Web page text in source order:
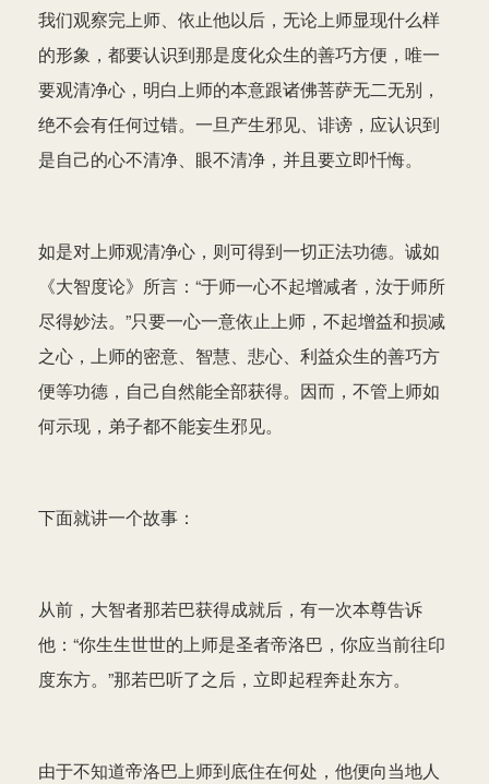
我们观察完上师、依止他以后，无论上师显现什么样
的形象，都要认识到那是度化众生的善巧方便，唯一
要观清净心，明白上师的本意跟诸佛菩萨无二无别，
绝不会有任何过错。一旦产生邪见、诽谤，应认识到
是自己的心不清净、眼不清净，并且要立即忏悔。
如是对上师观清净心，则可得到一切正法功德。诚如
《大智度论》所言：“于师一心不起增减者，汝于师所
尽得妙法。”只要一心一意依止上师，不起增益和损减
之心，上师的密意、智慧、悲心、利益众生的善巧方
便等功德，自己自然能全部获得。因而，不管上师如
何示现，弟子都不能妄生邪见。
下面就讲一个故事：
从前，大智者那若巴获得成就后，有一次本尊告诉
他：“你生生世世的上师是圣者帝洛巴，你应当前往印
度东方。”那若巴听了之后，立即起程奔赴东方。
由于不知道帝洛巴上师到底住在何处，他便向当地人